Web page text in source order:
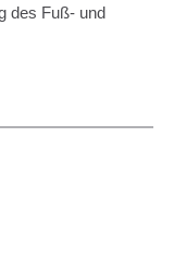
des Fuß- und